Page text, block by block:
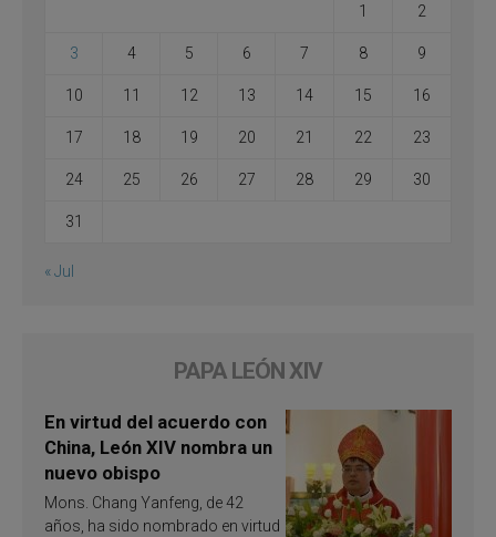
1 2
3 4 5 6 7 8 9
10 11 12 13 14 15 16
17 18 19 20 21 22 23
24 25 26 27 28 29 30
31
« Jul
PAPA LEÓN XIV
En virtud del acuerdo con
China, León XIV nombra un
nuevo obispo
Mons. Chang Yanfeng, de 42
años, ha sido nombrado en virtud